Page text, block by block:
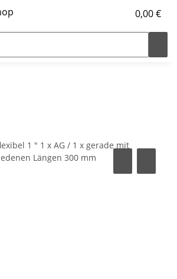
0,00 €